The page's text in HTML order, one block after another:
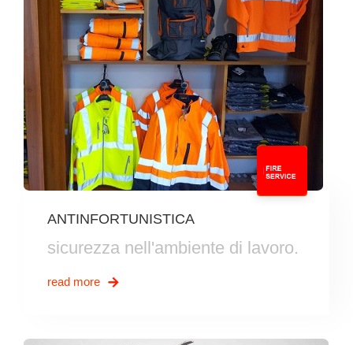
ANTINFORTUNISTICA
sicurezza nell'ambiente di lavoro.
read more